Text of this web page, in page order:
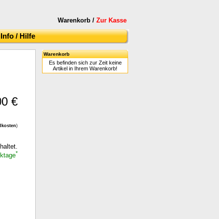
Warenkorb / Zur Kasse
Info / Hilfe
€
)
*
Warenkorb
Es befinden sich zur Zeit keine
Artikel in Ihrem Warenkorb!